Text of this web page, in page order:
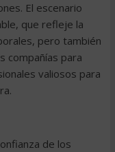
El escenario
que refleje la
pero también
compañías para
valiosos para
de los